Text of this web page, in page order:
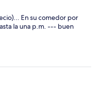
En su comedor por
la una p.m. --- buen